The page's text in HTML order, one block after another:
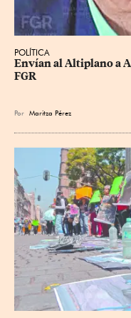
POLÍTICA
Envían al Altiplano a
FGR
Por Maritza Pérez